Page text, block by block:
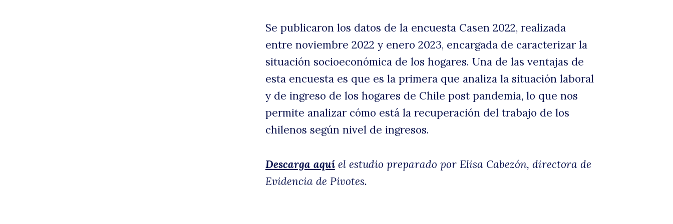
nivel
Se publicaron los datos de la encuesta Casen 2022, realizada
entre noviembre 2022 y enero 2023, encargada de caracterizar la
situación socioeconómica de los hogares. Una de las ventajas de
esta encuesta es que es la primera que analiza la situación laboral
y de ingreso de los hogares de Chile post pandemia, lo que nos
permite analizar cómo está la recuperación del trabajo de los
chilenos según nivel de ingresos.
Descarga aquíel estudio preparado por Elisa Cabezón, directora de
Evidencia de Pivotes.